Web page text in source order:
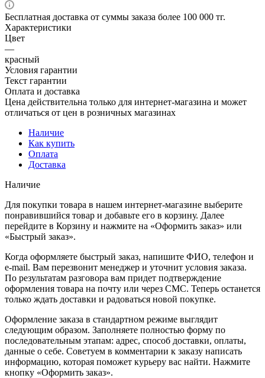
Бесплатная доставка от суммы заказа более 100 000 тг.
Характеристики
Цвет
—
красный
Условия гарантии
Текст гарантии
Оплата и доставка
Цена действительна только для интернет-магазина и может
отличаться от цен в розничных магазинах
Наличие
Как купить
Оплата
Доставка
Наличие
Для покупки товара в нашем интернет-магазине выберите
понравившийся товар и добавьте его в корзину. Далее
перейдите в Корзину и нажмите на «Оформить заказ» или
«Быстрый заказ».
Когда оформляете быстрый заказ, напишите ФИО, телефон и
e-mail. Вам перезвонит менеджер и уточнит условия заказа.
По результатам разговора вам придет подтверждение
оформления товара на почту или через СМС. Теперь останется
только ждать доставки и радоваться новой покупке.
Оформление заказа в стандартном режиме выглядит
следующим образом. Заполняете полностью форму по
последовательным этапам: адрес, способ доставки, оплаты,
данные о себе. Советуем в комментарии к заказу написать
информацию, которая поможет курьеру вас найти. Нажмите
кнопку «Оформить заказ».